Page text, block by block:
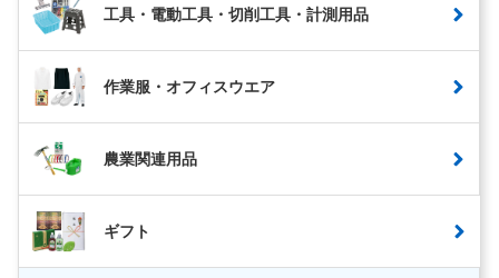
工具・電動工具・切削工具・計測用品
作業服・オフィスウエア
農業関連用品
ギフト